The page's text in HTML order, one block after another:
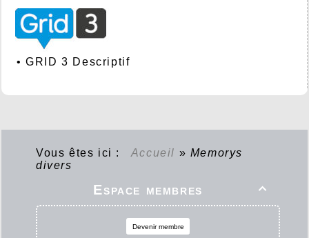
•GRID 3 Descriptif
Vous êtes ici : Accueil » Memorys
divers

Espace membres
Devenir membre